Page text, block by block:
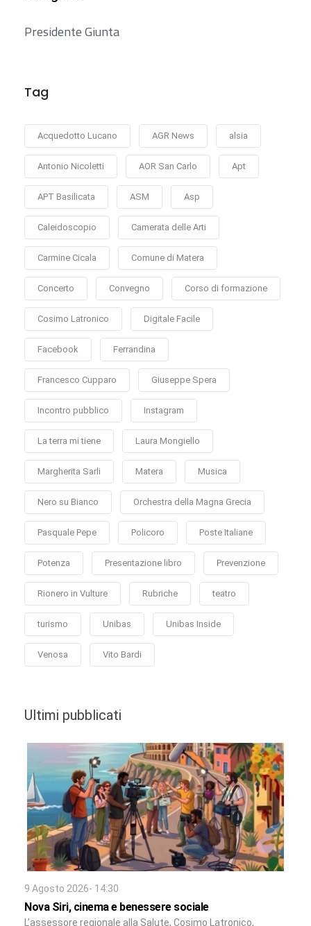
Presidente Giunta
Tag
Acquedotto Lucano AGR News alsia
Antonio Nicoletti AOR San Carlo Apt
APT Basilicata ASM Asp
Caleidoscopio Camerata delle Arti
Carmine Cicala Comune di Matera
Concerto Convegno Corso di formazione
Cosimo Latronico Digitale Facile
Facebook Ferrandina
Francesco Cupparo Giuseppe Spera
Incontro pubblico Instagram
La terra mi tiene Laura Mongiello
Margherita Sarli Matera Musica
Nero su Bianco Orchestra della Magna Grecia
Pasquale Pepe Policoro Poste Italiane
Potenza Presentazione libro Prevenzione
Rionero in Vulture Rubriche teatro
turismo Unibas Unibas Inside
Venosa Vito Bardi
Ultimi pubblicati
9 Agosto 2026- 14:30
Nova Siri, cinema e benessere sociale
L’assessore regionale alla Salute, Cosimo Latronico,